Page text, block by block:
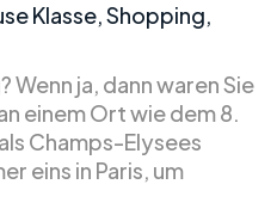
Klasse, Shopping,
Wenn ja, dann waren Sie
einem Ort wie dem 8.
Champs-Elysees
eins in Paris, um